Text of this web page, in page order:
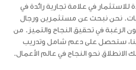
في علامة تجارية رائدة في
نحن نبحث عن مستثمرين ورجال
الرغبة في تحقيق النجاح والتميز. من
ستحصل على دعم شامل وتدريب
نحو النجاح في عالم الأعمال.